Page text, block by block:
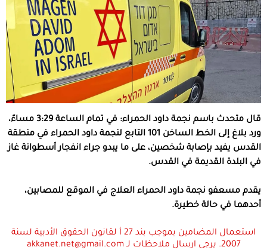
قال متحدث باسم نجمة داود الحمراء: في تمام الساعة 3:29 مساءً،
ورد بلاغ إلى الخط الساخن 101 التابع لنجمة داود الحمراء في منطقة
القدس يفيد بإصابة شخصين، على ما يبدو جراء انفجار أسطوانة غاز
في البلدة القديمة في القدس.
يقدم مسعفو نجمة داود الحمراء العلاج في الموقع للمصابين،
أحدهما في حالة خطيرة.
استعمال المضامين بموجب بند 27 أ لقانون الحقوق الأدبية لسنة
2007. يرجى ارسال ملاحظات لـ akkanet.net@gmail.com